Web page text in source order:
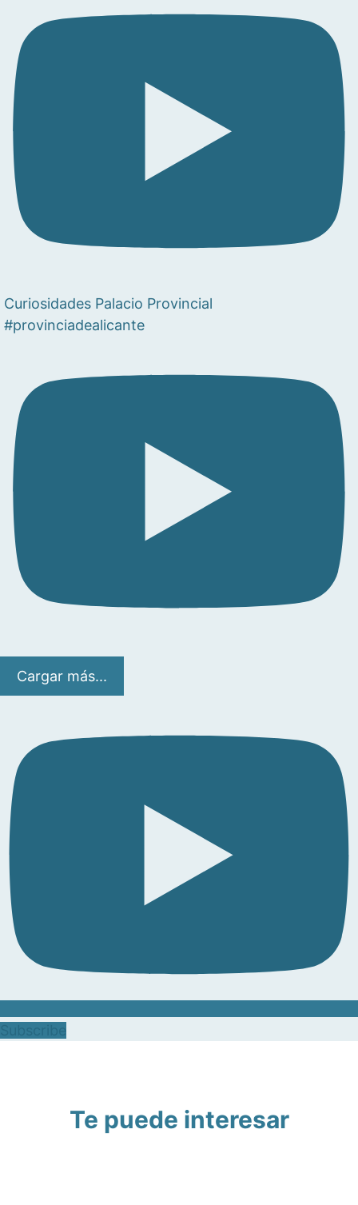
Curiosidades Palacio Provincial
#provinciadealicante
Cargar más...
Te puede interesar